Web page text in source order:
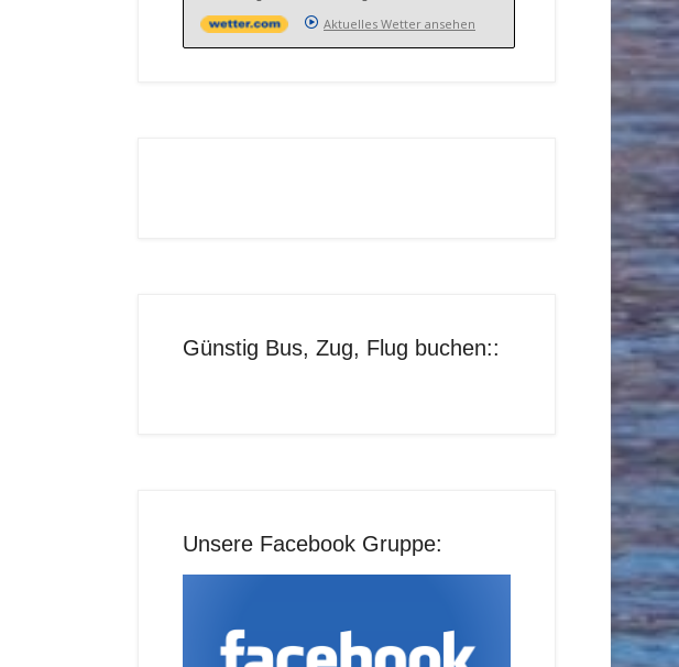
Aktuelles Wetter ansehen
Günstig Bus, Zug, Flug buchen::
Unsere Facebook Gruppe: